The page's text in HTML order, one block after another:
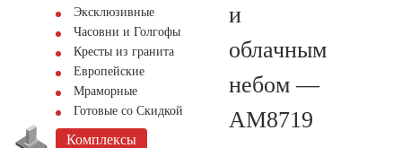
Эксклюзивные
Часовни и Голгофы
Кресты из гранита
Европейские
Мраморные
Готовые со Скидкой
Комплексы
и
облачным
небом —
AM8719